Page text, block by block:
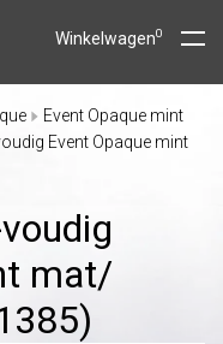
Winkelwagen0
Event Opaque mint
Event Opaque mint
mat/